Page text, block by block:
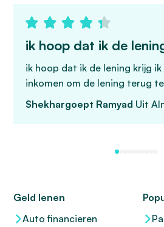
ik hoop dat ik de
ik hoop dat ik de lening krijg
inkomen om de lening terug
Shekhargoept Ramyad Uit
Geld lenen
Auto financieren